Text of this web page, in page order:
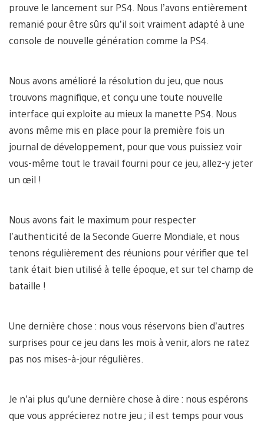
prouve le lancement sur PS4. Nous l’avons entièrement
remanié pour être sûrs qu’il soit vraiment adapté à une
console de nouvelle génération comme la PS4.
Nous avons amélioré la résolution du jeu, que nous
trouvons magnifique, et conçu une toute nouvelle
interface qui exploite au mieux la manette PS4. Nous
avons même mis en place pour la première fois un
journal de développement, pour que vous puissiez voir
vous-même tout le travail fourni pour ce jeu, allez-y jeter
un œil !
Nous avons fait le maximum pour respecter
l’authenticité de la Seconde Guerre Mondiale, et nous
tenons régulièrement des réunions pour vérifier que tel
tank était bien utilisé à telle époque, et sur tel champ de
bataille !
Une dernière chose : nous vous réservons bien d’autres
surprises pour ce jeu dans les mois à venir, alors ne ratez
pas nos mises-à-jour régulières.
Je n’ai plus qu’une dernière chose à dire : nous espérons
que vous apprécierez notre jeu ; il est temps pour vous